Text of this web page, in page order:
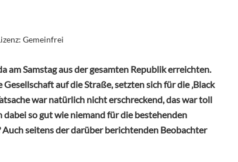
Gemeinfrei
am Samstag aus der gesamten Republik erreichten.
auf die Straße, setzten sich für die ‚Black
war natürlich nicht erschreckend, das war toll
dabei so gut wie niemand für die bestehenden
seitens der darüber berichtenden Beobachter